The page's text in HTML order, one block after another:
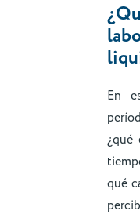
En
¿qué
qué